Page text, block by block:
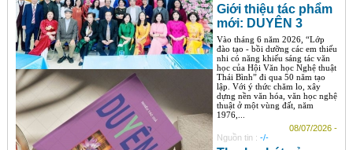
Giới thiệu tác phẩm
mới: DUYÊN 3
Vào tháng 6 năm 2026, “Lớp
đào tạo - bồi dưỡng các em thiếu
nhi có năng khiếu sáng tác văn
học của Hội Văn học Nghệ thuật
Thái Bình” đi qua 50 năm tạo
lập. Với ý thức chăm lo, xây
dựng nền văn hóa, văn học nghệ
thuật ở một vùng đất, năm
1976,...
08/07/2026 -
Nguồn tin : -/-